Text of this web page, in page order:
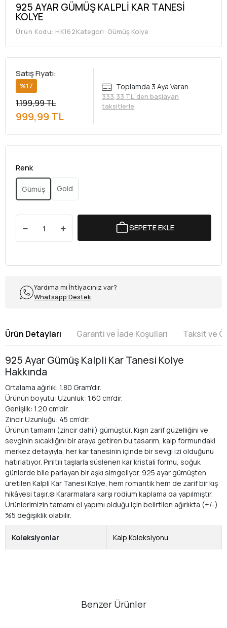
925 AYAR GÜMÜŞ KALPLİ KAR TANESİ
KOLYE
Ürün Kodu: HK162Kategori: Gümüş Kolye
Satış Fiyatı:
%17
1.199,99 TL
999,99 TL
Toplamda 3 Aya Varan
333,33 TL 'den başlayan
taksitlerle
Renk
Gümüş Gold
SEPETE EKLE
Yardıma mı İhtiyacınız var?
Whatsapp Destek
Ürün Detayları Garanti ve İade Koşulları Taksit ve
925 Ayar Gümüş Kalpli Kar Tanesi Kolye
Hakkında
Ortalama ağırlık: 1.80 Gram'dır.
Ürünün boyutu: Uzunluk: 1.60 cm'dir.
Genişlik: 1.20 cm'dir.
Zincir Uzunluğu: 45 cm’dir.
Ürünün tamamı (zincir dahil) gümüştür. Kışın zarif güzelliğini ve
sevginin sıcaklığını bir araya getiren bu tasarım, kalp formundaki
merkez detayıyla, her kar tanesinin içinde bir sevgi izi olduğunu
hatırlatıyor. Pırıltılı taşlarla süslenen kar kristali formu, soğuk
günlerde bile parlayan bir aşkı simgeliyor. 925 ayar gümüşten
üretilen Kalpli Kar Tanesi Kolye, hem romantik hem de zarif bir kış
hikâyesi taşır.❄️ Kararmalara karşı rodium kaplama da yapılmıştır.
Ürünlerimizin tamamı el yapımı olduğu için belirtilen ağırlıkta (+/-)
%5 değişiklik olabilir.
Koleksiyonlar Kalp Koleksiyonu
Benzer Ürünler